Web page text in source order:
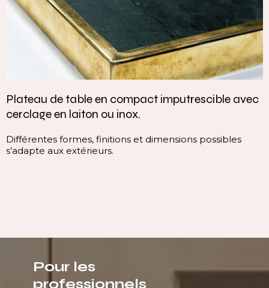
avec
Vasque intégrée monobloc —
continuité parfaite
Cette vasque intégrée monobloc est
continuité du plan, sans rupture visuelle.
Pour les
professionnels